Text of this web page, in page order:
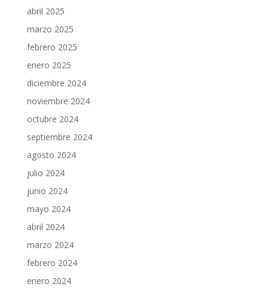
abril 2025
marzo 2025
febrero 2025
enero 2025
diciembre 2024
noviembre 2024
octubre 2024
septiembre 2024
agosto 2024
julio 2024
junio 2024
mayo 2024
abril 2024
marzo 2024
febrero 2024
enero 2024